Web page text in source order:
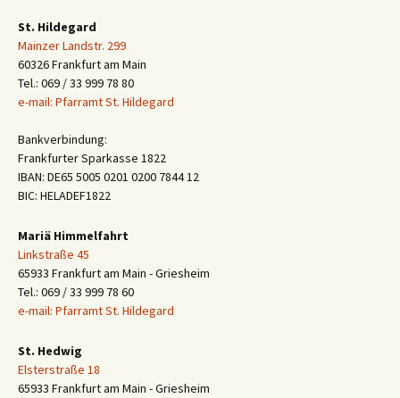
St. Hildegard
Mainzer Landstr. 299
60326 Frankfurt am Main
Tel.: 069 / 33 999 78 80
e-mail: Pfarramt St. Hildegard
Bankverbindung:
Frankfurter Sparkasse 1822
IBAN: DE65 5005 0201 0200 7844 12
BIC: HELADEF1822
Mariä Himmelfahrt
Linkstraße 45
65933 Frankfurt am Main - Griesheim
Tel.: 069 / 33 999 78 60
e-mail: Pfarramt St. Hildegard
St. Hedwig
Elsterstraße 18
65933 Frankfurt am Main - Griesheim